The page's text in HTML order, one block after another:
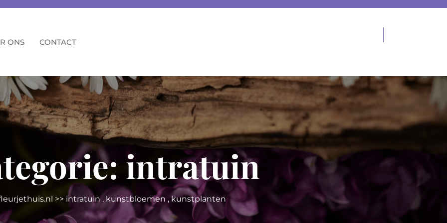
ONS CONTACT
intratuin
>> intratuin,kunstbloemen ,kunstplanten